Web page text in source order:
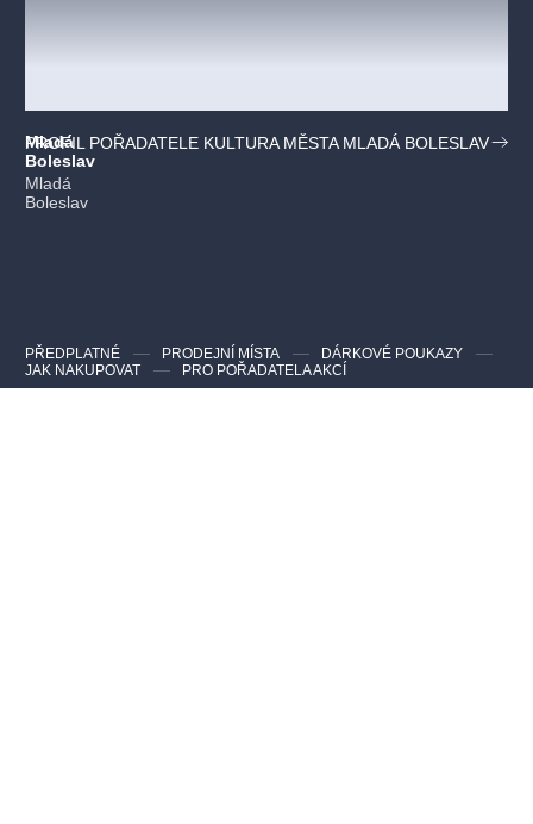
Mladá
Boleslav
Mladá
Boleslav
PROFIL POŘADATELE KULTURA MĚSTA MLADÁ BOLESLAV
PŘEDPLATNÉ PRODEJNÍ MÍSTA
DÁRKOVÉ POUKAZY
JAK NAKUPOVAT
PRO POŘADATELA AKCÍ